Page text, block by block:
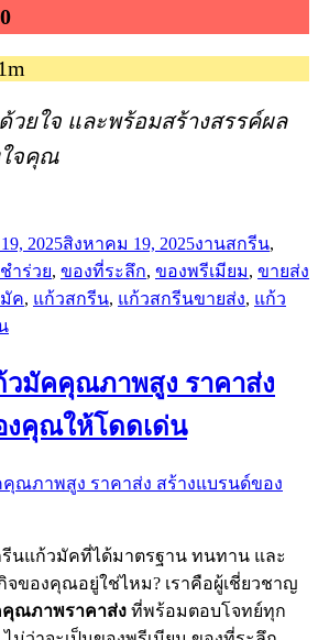
วยใจ และพร้อมสร้างสรรค์ผล
จคุณ
2025สิงหาคม 19, 2025หมู่
งานสกรีน,
ำร่วย, ของที่ระลึก, ของพรีเมียม, ขายส่ง
ค, แก้วสกรีน, แก้วสกรีนขายส่ง, แก้ว
บน
ผลิต
สกรีน
สูง
ทนทาน
ลอก
วมัคคุณภาพสูง ราคาส่ง
งคุณให้โดดเด่น
นแก้วมัคที่ได้มาตรฐาน ทนทาน และ
ของคุณอยู่ใช่ไหม? เราคือผู้เชี่ยวชาญ
ณภาพราคาส่ง ที่พร้อมตอบโจทย์ทุก